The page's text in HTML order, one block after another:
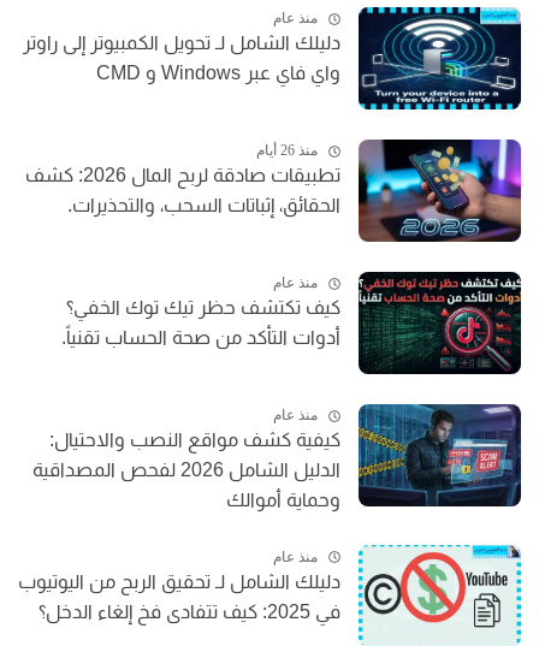
منذ عام
دليلك الشامل لـ تحويل الكمبيوتر إلى راوتر
واي فاي عبر Windows و CMD
منذ 26 أيام
تطبيقات صادقة لربح المال 2026: كشف
الحقائق، إثباتات السحب، والتحذيرات.
منذ عام
كيف تكتشف حظر تيك توك الخفي؟
أدوات التأكد من صحة الحساب تقنياً.
منذ عام
كيفية كشف مواقع النصب والاحتيال:
الدليل الشامل 2026 لفحص المصداقية
وحماية أموالك
منذ عام
دليلك الشامل لـ تحقيق الربح من اليوتيوب
في 2025: كيف تتفادى فخ إلغاء الدخل؟